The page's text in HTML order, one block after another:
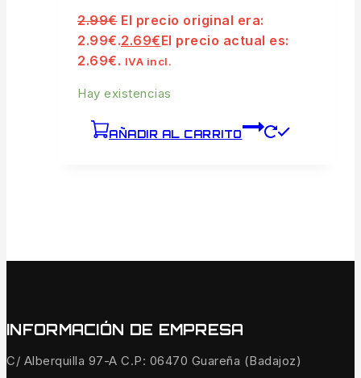
2.99€ El precio original era:
2.99€.2.69€El precio actual es:
2.69€. IVA incl.
Hay existencias
AÑADIR AL CARRITO
INFORMACIÓN DE EMPRESA
C/ Alberquilla 97-A C.P: 06470 Guareña (Badajoz)